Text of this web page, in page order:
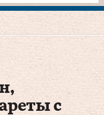
с